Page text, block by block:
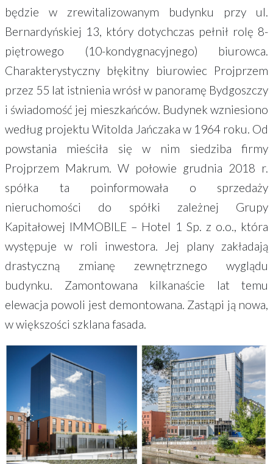
będzie w zrewitalizowanym budynku przy ul.
Bernardyńskiej 13, który dotychczas pełnił rolę 8-
piętrowego (10-kondygnacyjnego) biurowca.
Charakterystyczny błękitny biurowiec Projprzem
przez 55 lat istnienia wrósł w panoramę Bydgoszczy
i świadomość jej mieszkańców. Budynek wzniesiono
według projektu Witolda Jańczaka w 1964 roku. Od
powstania mieściła się w nim siedziba firmy
Projprzem Makrum. W połowie grudnia 2018 r.
spółka ta poinformowała o sprzedaży
nieruchomości do spółki zależnej Grupy
Kapitałowej IMMOBILE – Hotel 1 Sp. z o.o., która
występuje w roli inwestora. Jej plany zakładają
drastyczną zmianę zewnętrznego wyglądu
budynku. Zamontowana kilkanaście lat temu
elewacja powoli jest demontowana. Zastąpi ją nowa,
w większości szklana fasada.